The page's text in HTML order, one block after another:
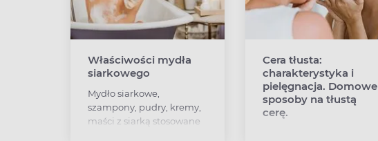
Właściwości mydła
siarkowego
Mydło siarkowe,
szampony, pudry, kremy,
maści z siarką stosowane
Cera tłusta:
charakterystyka i
pielęgnacja. Domowe
sposoby na tłustą
cerę.